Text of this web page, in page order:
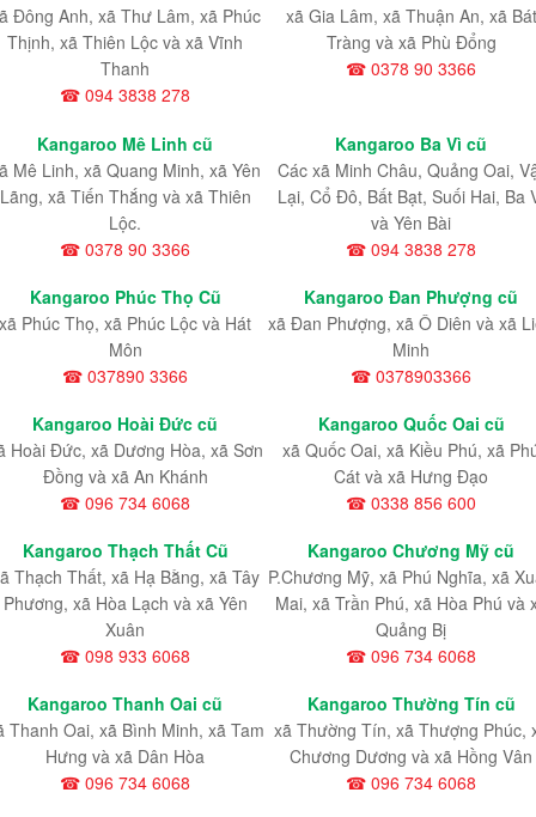
Đông Anh, xã Thư Lâm, xã Phúc
Thịnh, xã Thiên Lộc và xã Vĩnh
Thanh
☎ 094 3838 278
xã Gia Lâm, xã Thuận An, xã Bát
Tràng và xã Phù Đổng
☎ 0378 90 3366
Kangaroo Mê Linh cũ
Mê Linh, xã Quang Minh, xã Yên
Lãng, xã Tiến Thắng và xã Thiên
Lộc.
☎ 0378 90 3366
Kangaroo Ba Vì cũ
Các xã Minh Châu, Quảng Oai,
Lại, Cổ Đô, Bất Bạt, Suối Hai, Ba
và Yên Bài
☎ 094 3838 278
Kangaroo Phúc Thọ Cũ
xã Phúc Thọ, xã Phúc Lộc và Hát
Môn
☎ 037890 3366
Kangaroo Đan Phượng cũ
xã Đan Phượng, xã Ô Diên và xã
Minh
☎ 0378903366
Kangaroo Hoài Đức cũ
Hoài Đức, xã Dương Hòa, xã Sơn
Đồng và xã An Khánh
☎ 096 734 6068
Kangaroo Quốc Oai cũ
xã Quốc Oai, xã Kiều Phú, xã
Cát và xã Hưng Đạo
☎ 0338 856 600
Kangaroo Thạch Thất Cũ
Thạch Thất, xã Hạ Bằng, xã Tây
Phương, xã Hòa Lạch và xã Yên
Xuân
☎ 098 933 6068
Kangaroo Chương Mỹ cũ
P.Chương Mỹ, xã Phú Nghĩa, xã
Mai, xã Trần Phú, xã Hòa Phú và
Quảng Bị
☎ 096 734 6068
Kangaroo Thanh Oai cũ
Thanh Oai, xã Bình Minh, xã Tam
Hưng và xã Dân Hòa
☎ 096 734 6068
Kangaroo Thường Tín cũ
xã Thường Tín, xã Thượng Phúc,
Chương Dương và xã Hồng Vân
☎ 096 734 6068